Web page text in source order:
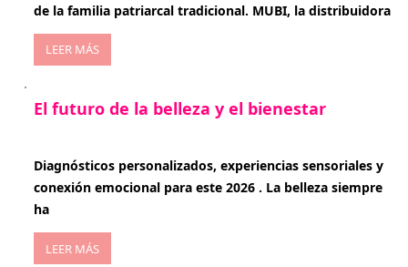
de la familia patriarcal tradicional. MUBI, la distribuidora
LEER MÁS
El futuro de la belleza y el bienestar
Diagnósticos personalizados, experiencias sensoriales y
conexión emocional para este 2026 . La belleza siempre
ha
LEER MÁS